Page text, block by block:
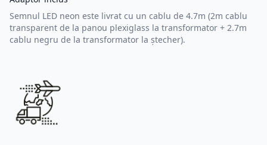
Semnul LED neon este livrat cu un cablu de 4.7m (2m cablu
transparent de la panou plexiglass la transformator + 2.7m
cablu negru de la transformator la ștecher).